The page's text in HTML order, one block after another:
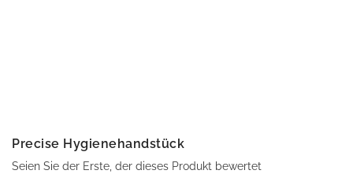
Precise Hygienehandstück
Seien Sie der Erste, der dieses Produkt bewertet